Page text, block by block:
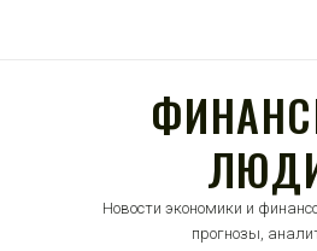
Новости экономики и
прогнозы,